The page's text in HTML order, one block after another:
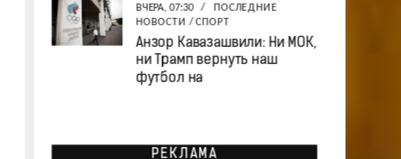
ВЧЕРА, 07:30 /
ПОСЛЕДНИЕ
НОВОСТИ /СПОРТ
Анзор Кавазашвили: Ни МОК,
ни Трамп вернуть наш
футбол на
РЕКЛАМА